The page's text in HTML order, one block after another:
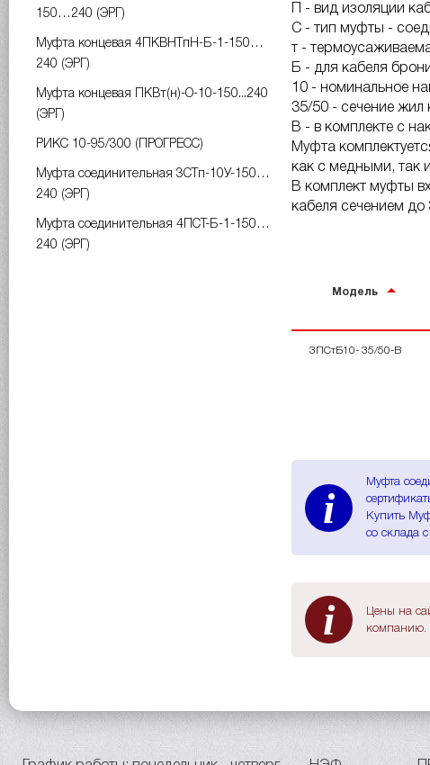
150…240 (ЭРГ)
Муфта концевая 4ПКВНТпН-Б-1-150…
240 (ЭРГ)
Муфта концевая ПКВт(н)-О-10-150...240
(ЭРГ)
РИКС 10-95/300 (ПРОГРЕСС)
Муфта соединительная 3СТп-10У-150…
240 (ЭРГ)
Муфта соединительная 4ПСТ-Б-1-150…
240 (ЭРГ)
П - вид изоляции
C - тип муфты -
т -
Б - для кабеля
10 - номинальное
35/50 - сечение жил
В - в комплекте с
Муфта
как с медными, так
В комплект муфты
кабеля сечением до
Модель
3ПСтБ10- 35/50-В
i
Муфта
Купить
со склада
i
Цены на
компанию.